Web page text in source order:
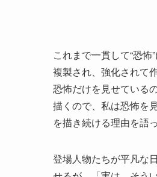
これまで一貫して“恐
複製され、強化されて
恐怖だけを見せている
描くので、私は恐怖を
を描き続ける理由を語っ
登場人物たちが平凡な